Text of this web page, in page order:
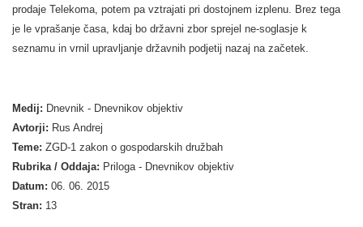
prodaje Telekoma, potem pa vztrajati pri dostojnem izplenu. Brez tega
je le vprašanje časa, kdaj bo državni zbor sprejel ne-soglasje k
seznamu in vrnil upravljanje državnih podjetij nazaj na začetek.
Medij: Dnevnik - Dnevnikov objektiv
Avtorji: Rus Andrej
Teme: ZGD-1 zakon o gospodarskih družbah
Rubrika / Oddaja: Priloga - Dnevnikov objektiv
Datum: 06. 06. 2015
Stran: 13